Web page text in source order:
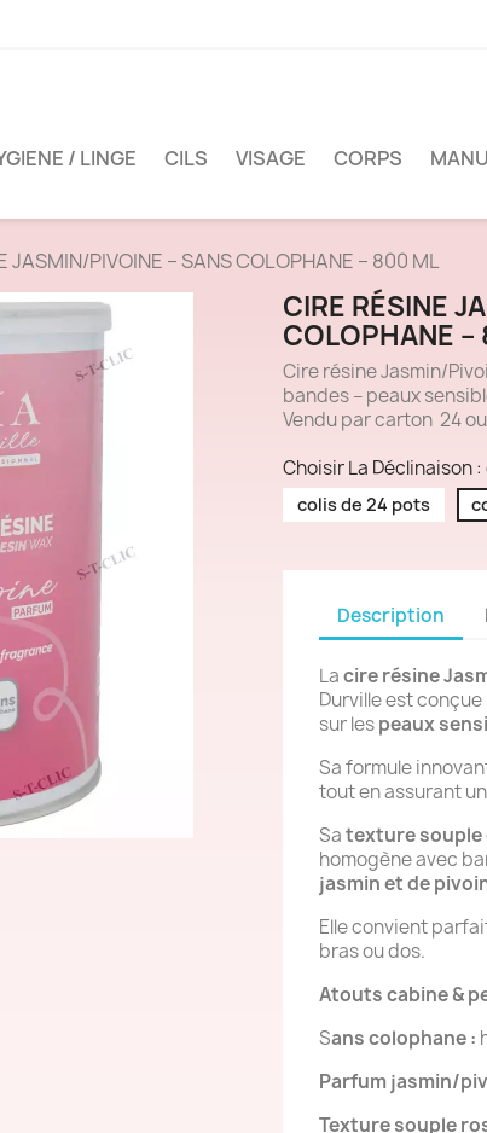
/ LINGE CILS VISAGE CORPS
JASMIN/PIVOINE – SANS COLOPHANE – 800 ML
CIRE RÉSINE
COLOPHANE
Cire résine Jasmin/
bandes – peaux
Vendu par carton 24
Choisir La Déclinaison
colis de 24 pots
Description
Lacire résine
Durville est
sur lespeaux
Sa formule
tout en assurant
Satexture souple
homogène avec
jasmin et de
Elle convient
bras ou dos.
Atouts cabine &
Sans colophane :
Parfum jasmin/
Texture souple